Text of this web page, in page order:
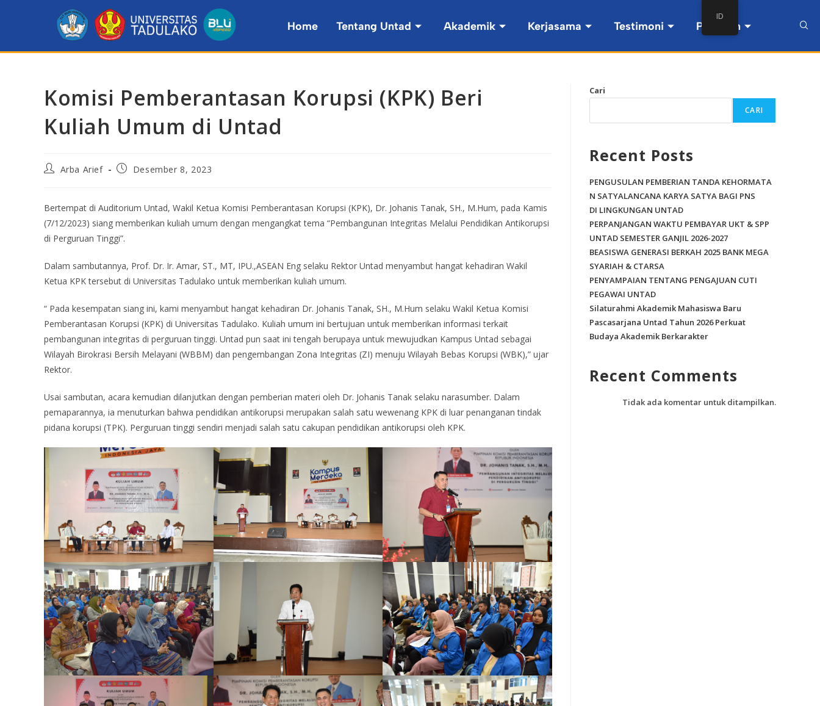
Home Tentang Untad Akademik Kerjasama Testimoni Pintasan
Komisi Pemberantasan Korupsi (KPK) Beri
Kuliah Umum di Untad
Arba Arief Desember 8, 2023
Bertempat di Auditorium Untad, Wakil Ketua Komisi Pemberantasan Korupsi (KPK), Dr. Johanis Tanak, SH., M.Hum, pada Kamis
(7/12/2023) siang memberikan kuliah umum dengan mengangkat tema “Pembangunan Integritas Melalui Pendidikan Antikorupsi
di Perguruan Tinggi”.
Dalam sambutannya, Prof. Dr. Ir. Amar, ST., MT, IPU.,ASEAN Eng selaku Rektor Untad menyambut hangat kehadiran Wakil
Ketua KPK tersebut di Universitas Tadulako untuk memberikan kuliah umum.
“ Pada kesempatan siang ini, kami menyambut hangat kehadiran Dr. Johanis Tanak, SH., M.Hum selaku Wakil Ketua Komisi
Pemberantasan Korupsi (KPK) di Universitas Tadulako. Kuliah umum ini bertujuan untuk memberikan informasi terkait
pembangunan integritas di perguruan tinggi. Untad pun saat ini tengah berupaya untuk mewujudkan Kampus Untad sebagai
Wilayah Birokrasi Bersih Melayani (WBBM) dan pengembangan Zona Integritas (ZI) menuju Wilayah Bebas Korupsi (WBK),” ujar
Rektor.
Usai sambutan, acara kemudian dilanjutkan dengan pemberian materi oleh Dr. Johanis Tanak selaku narasumber. Dalam
pemaparannya, ia menuturkan bahwa pendidikan antikorupsi merupakan salah satu wewenang KPK di luar penanganan tindak
pidana korupsi (TPK). Perguruan tinggi sendiri menjadi salah satu cakupan pendidikan antikorupsi oleh KPK.
Cari
CARI
Recent Posts
PENGUSULAN PEMBERIAN TANDA KEHORMATA
N SATYALANCANA KARYA SATYA BAGI PNS
DI LINGKUNGAN UNTAD
PERPANJANGAN WAKTU PEMBAYAR UKT & SPP
UNTAD SEMESTER GANJIL 2026-2027
BEASISWA GENERASI BERKAH 2025 BANK MEGA
SYARIAH & CTARSA
PENYAMPAIAN TENTANG PENGAJUAN CUTI
PEGAWAI UNTAD
Silaturahmi Akademik Mahasiswa Baru
Pascasarjana Untad Tahun 2026 Perkuat
Budaya Akademik Berkarakter
Recent Comments
Tidak ada komentar untuk ditampilkan.
ID